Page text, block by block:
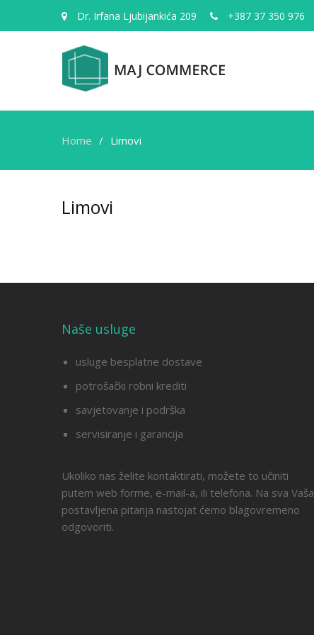
Dr. Irfana Ljubijankića 209 +387 37 350 976
Home Limovi
Limovi
Naše usluge
usluge besplatne dostave
potrošački robni krediti
savjetovanje i podrška
servisiranje i garancija
Ukoliko nas želite kontaktirati, možete to učiniti
putem web forme, e-mail-a, ili telefona. Na sva Vaša
postavljena pitanja nastojat ćemo blagovremeno
odgovoriti.